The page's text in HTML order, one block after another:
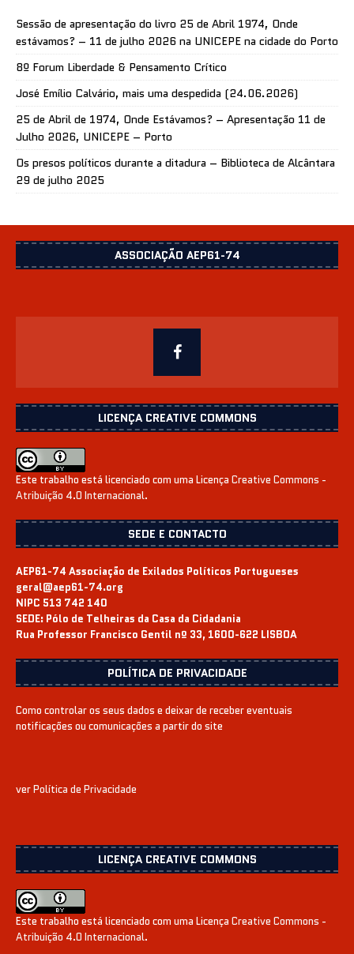
Sessão de apresentação do livro 25 de Abril 1974, Onde
estávamos? – 11 de julho 2026 na UNICEPE na cidade do Porto
8º Forum Liberdade & Pensamento Crítico
José Emílio Calvário, mais uma despedida (24.06.2026)
25 de Abril de 1974, Onde Estávamos? – Apresentação 11 de
Julho 2026, UNICEPE – Porto
Os presos políticos durante a ditadura – Biblioteca de Alcântara
29 de julho 2025
ASSOCIAÇÃO AEP61-74
LICENÇA CREATIVE COMMONS
Este trabalho está licenciado com uma Licença Creative Commons -
Atribuição 4.0 Internacional.
SEDE E CONTACTO
AEP61-74 Associação de Exilados Políticos Portugueses
geral@aep61-74.org
NIPC 513 742 140
SEDE: Pólo de Telheiras da Casa da Cidadania
Rua Professor Francisco Gentil nº 33, 1600-622 LISBOA
POLÍTICA DE PRIVACIDADE
Como controlar os seus dados e deixar de receber eventuais
notificações ou comunicações a partir do site
verPolítica de Privacidade
LICENÇA CREATIVE COMMONS
Este trabalho está licenciado com uma Licença Creative Commons -
Atribuição 4.0 Internacional.